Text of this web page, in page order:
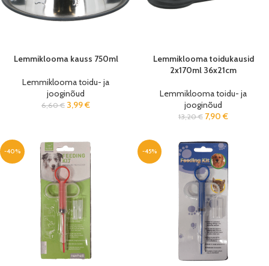
Lemmiklooma kauss 750ml
Lemmiklooma toidu- ja
jooginõud
6,60€ 3,99€
Lemmiklooma toidukausid
2x170ml 36x21cm
Lemmiklooma toidu- ja
jooginõud
13,20€ 7,90 €
-40% -45%